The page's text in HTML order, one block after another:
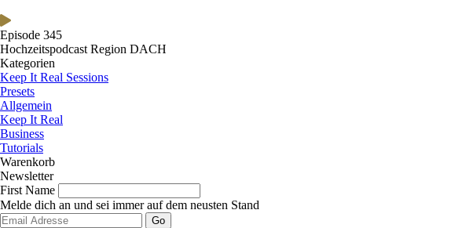
Episode 345
Hochzeitspodcast Region DACH
Kategorien
Keep It Real Sessions
Presets
Allgemein
Keep It Real
Business
Tutorials
Warenkorb
Newsletter
First Name
Melde dich an und sei immer auf dem neusten Stand
Go